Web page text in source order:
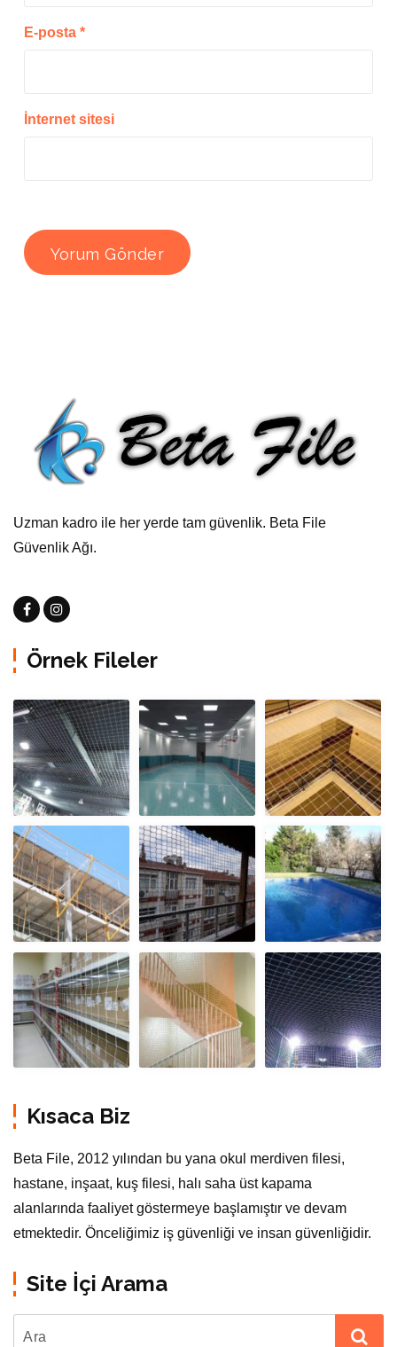
E-posta *
İnternet sitesi
Uzman kadro ile her yerde tam güvenlik. Beta File
Güvenlik Ağı.
Örnek Fileler
Kısaca Biz
Beta File, 2012 yılından bu yana okul merdiven filesi,
hastane, inşaat, kuş filesi, halı saha üst kapama
alanlarında faaliyet göstermeye başlamıştır ve devam
etmektedir. Önceliğimiz iş güvenliği ve insan güvenliğidir.
Site İçi Arama